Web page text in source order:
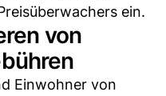
ein.
von
Einwohner von